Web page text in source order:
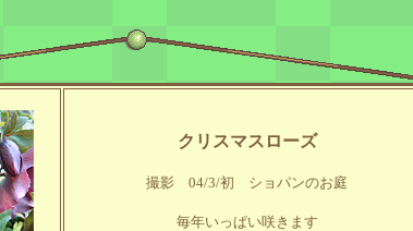
クリスマスローズ
撮影 04/3/初 ショパンのお庭
毎年いっぱい咲きます